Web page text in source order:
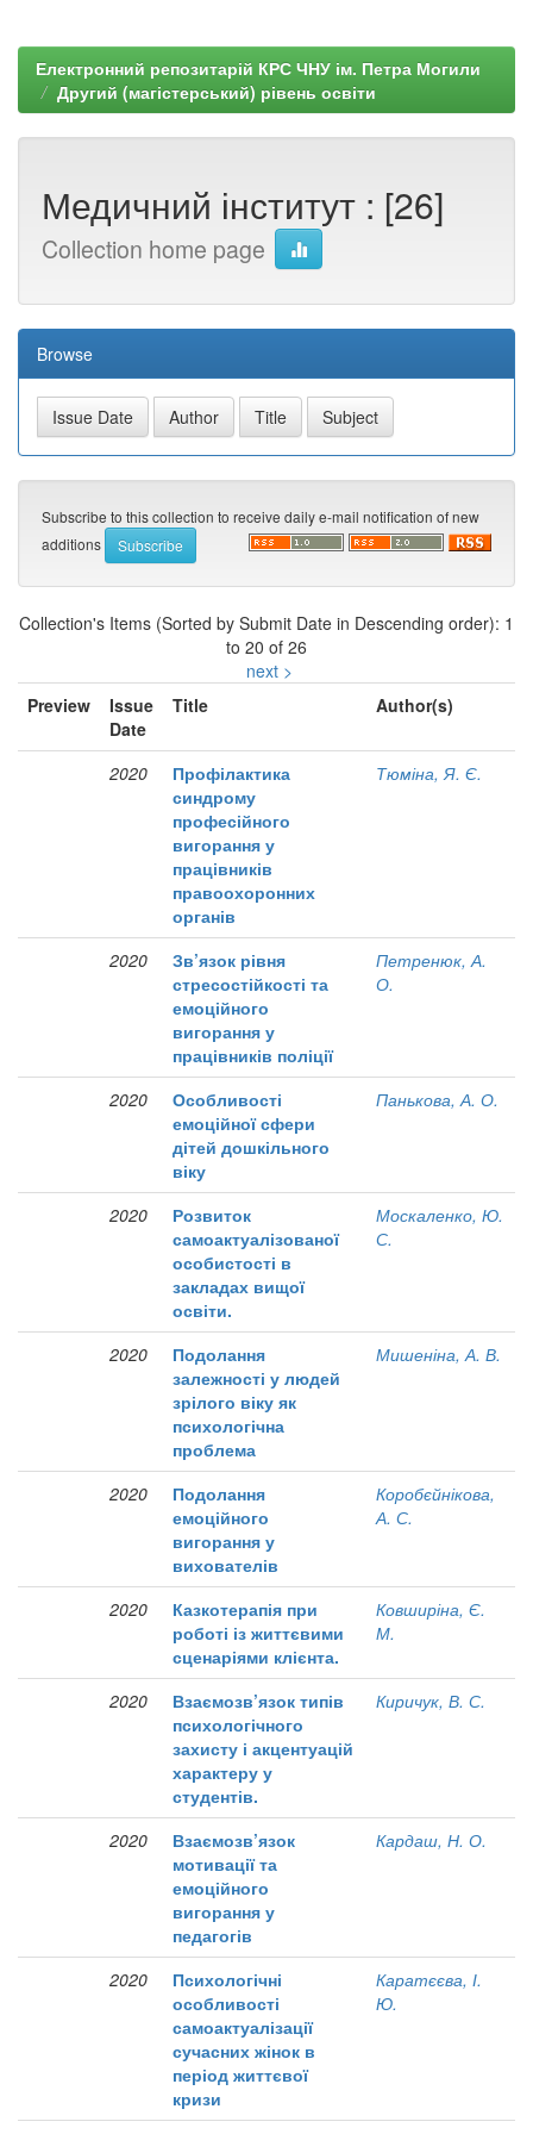
Електронний репозитарій КРС ЧНУ ім. Петра Могили
Другий (магістерський) рівень освіти
Медичний інститут : [26]
Collection home page
Browse
Subscribe to this collection to receive daily e-mail notification of new
additions
Collection's Items (Sorted by Submit Date in Descending order): 1
to 20 of 26
next >
Preview
Issue
Date
Title Author(s)
2020
Профілактика
синдрому
професійного
вигорання у
працівників
правоохоронних
органів
Тюміна, Я. Є.
2020
Зв’язок рівня
стресостійкості та
емоційного
вигорання у
працівників поліції
Петренюк, А.
О.
2020
Особливості
емоційної сфери
дітей дошкільного
віку
Панькова, А. О.
2020
Розвиток
самоактуалізованої
особистості в
закладах вищої
освіти.
Москаленко, Ю.
С.
2020
Подолання
залежності у людей
зрілого віку як
психологічна
проблема
Мишеніна, А. В.
2020
Подолання
емоційного
вигорання у
вихователів
Коробєйнікова,
А. С.
2020
Казкотерапія при
роботі із життєвими
сценаріями клієнта.
Ковширіна, Є.
М.
2020
Взаємозв’язок типів
психологічного
захисту і акцентуацій
характеру у
студентів.
Киричук, В. С.
2020
Взаємозв’язок
мотивації та
емоційного
вигорання у
педагогів
Кардаш, Н. О.
2020
Психологічні
особливості
самоактуалізації
сучасних жінок в
період життєвої
кризи
Каратєєва, І.
Ю.